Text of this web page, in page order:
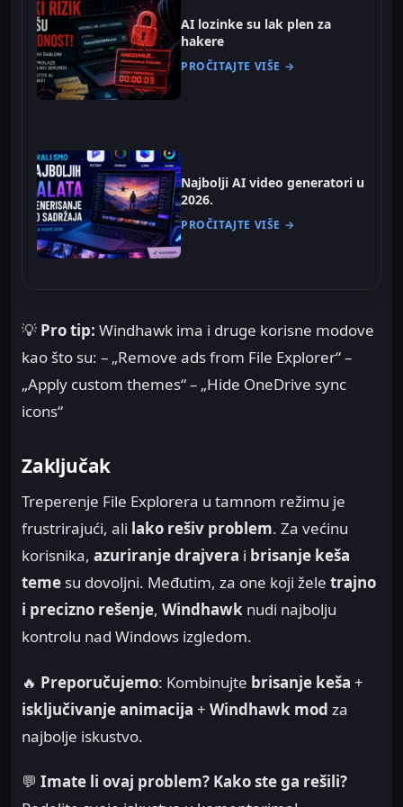
AI lozinke su lak plen za
hakere
PROČITAJTE VIŠE →
Najbolji AI video generatori u
2026.
PROČITAJTE VIŠE →
💡 Pro tip: Windhawk ima i druge korisne modove
kao što su: – „Remove ads from File Explorer“ –
„Apply custom themes“ – „Hide OneDrive sync
icons“
Zaključak
Treperenje File Explorera u tamnom režimu je
frustrirajući, ali lako rešiv problem. Za većinu
korisnika, azuriranje drajvera i brisanje keša
teme su dovoljni. Međutim, za one koji žele trajno
i precizno rešenje, Windhawk nudi najbolju
kontrolu nad Windows izgledom.
🔥 Preporučujemo: Kombinujte brisanje keša +
isključivanje animacija + Windhawk mod za
najbolje iskustvo.
💬 Imate li ovaj problem? Kako ste ga rešili?